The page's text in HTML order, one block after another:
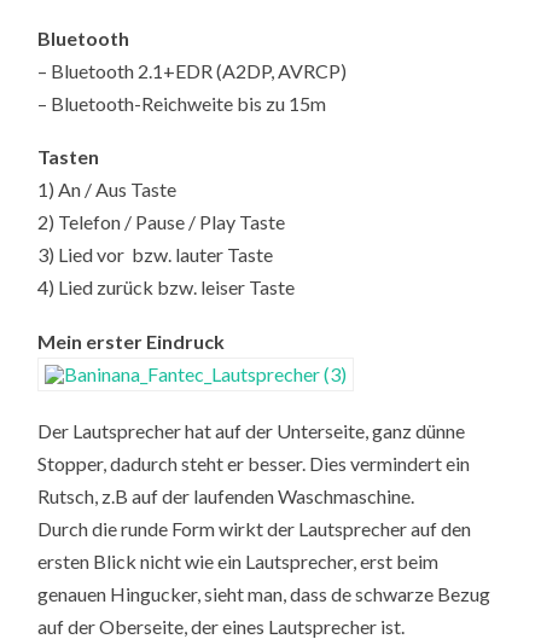
Bluetooth
– Bluetooth 2.1+EDR (A2DP, AVRCP)
– Bluetooth-Reichweite bis zu 15m
Tasten
1) An / Aus Taste
2) Telefon / Pause / Play Taste
3) Lied vor bzw. lauter Taste
4) Lied zurück bzw. leiser Taste
Mein erster Eindruck
Der Lautsprecher hat auf der Unterseite, ganz dünne
Stopper, dadurch steht er besser. Dies vermindert ein
Rutsch, z.B auf der laufenden Waschmaschine.
Durch die runde Form wirkt der Lautsprecher auf den
ersten Blick nicht wie ein Lautsprecher, erst beim
genauen Hingucker, sieht man, dass de schwarze Bezug
auf der Oberseite, der eines Lautsprecher ist.